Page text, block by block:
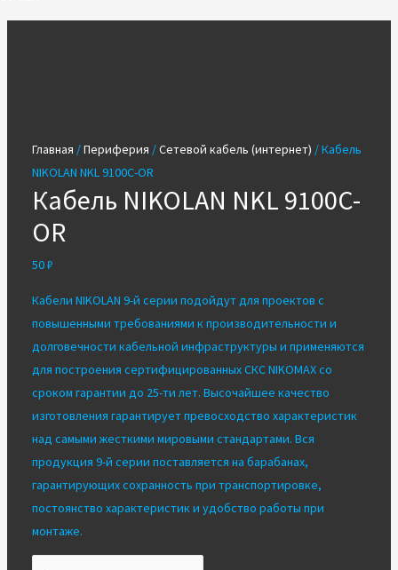
Главная /Периферия /Сетевой кабель (интернет) / Кабель
NIKOLAN NKL 9100C-OR
Кабель NIKOLAN NKL 9100C-
OR
50₽
Кабели NIKOLAN 9-й серии подойдут для проектов с
повышенными требованиями к производительности и
долговечности кабельной инфраструктуры и применяются
для построения сертифицированных СКС NIKOMAX со
сроком гарантии до 25-ти лет. Высочайшее качество
изготовления гарантирует превосходство характеристик
над самыми жесткими мировыми стандартами. Вся
продукция 9-й серии поставляется на барабанах,
гарантирующих сохранность при транспортировке,
постоянство характеристик и удобство работы при
монтаже.